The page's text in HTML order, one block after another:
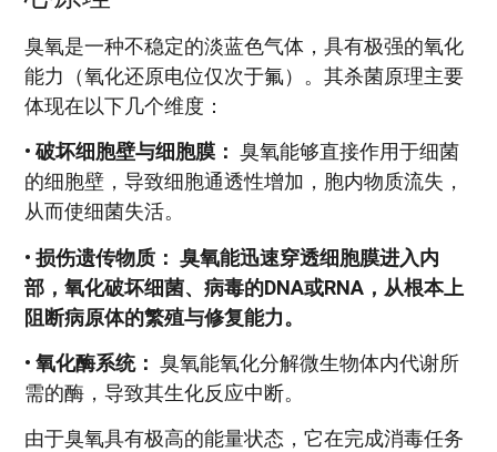
臭氧是一种不稳定的淡蓝色气体，具有极强的氧化
能力（氧化还原电位仅次于氟）。其杀菌原理主要
体现在以下几个维度：
•破坏细胞壁与细胞膜： 臭氧能够直接作用于细菌
的细胞壁，导致细胞通透性增加，胞内物质流失，
从而使细菌失活。
• 损伤遗传物质： 臭氧能迅速穿透细胞膜进入内
部，氧化破坏细菌、病毒的DNA或RNA，从根本上
阻断病原体的繁殖与修复能力。
• 氧化酶系统： 臭氧能氧化分解微生物体内代谢所
需的酶，导致其生化反应中断。
由于臭氧具有极高的能量状态，它在完成消毒任务